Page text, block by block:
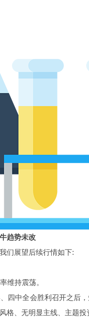
趋势未改
们展望后续行情如下:
维持震荡。
四中全会胜利召开之后
格、无明显主线、主题投